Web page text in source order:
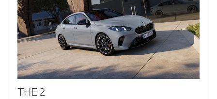
THE 2